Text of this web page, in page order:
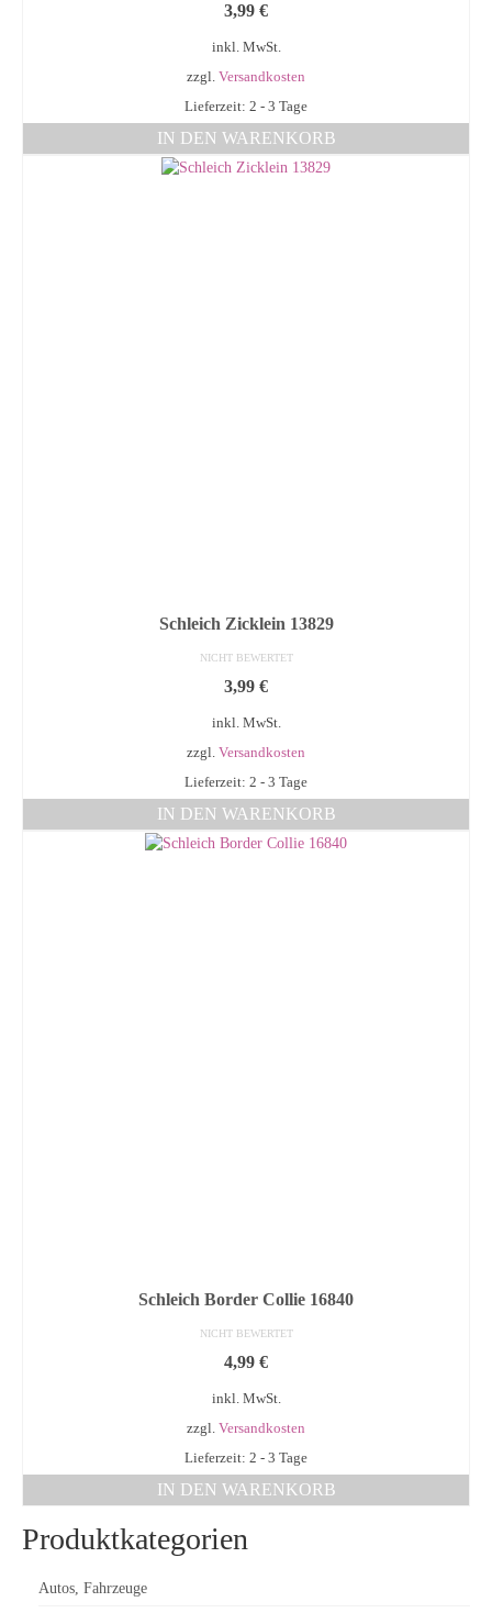
3,99 €
inkl. MwSt.
zzgl. Versandkosten
Lieferzeit: 2 - 3 Tage
IN DEN WARENKORB
Schleich Zicklein 13829
NICHT BEWERTET
3,99 €
inkl. MwSt.
zzgl. Versandkosten
Lieferzeit: 2 - 3 Tage
IN DEN WARENKORB
Schleich Border Collie 16840
NICHT BEWERTET
4,99 €
inkl. MwSt.
zzgl. Versandkosten
Lieferzeit: 2 - 3 Tage
IN DEN WARENKORB
Produktkategorien
Autos, Fahrzeuge